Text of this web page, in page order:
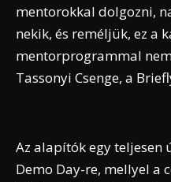
mentorokkal dolgozni,
nekik, és reméljük, ez a
mentorprogrammal
Tassonyi Csenge, a
Az alapítók egy teljesen
Demo Day-re, mellyel a